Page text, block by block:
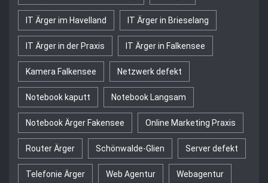
IT Ärger im Havelland IT Ärger in Brieselang
IT Ärger in der Praxis IT Ärger in Falkensee
Kamera Falkensee Netzwerk defekt
Notebook kaputt Notebook Langsam
Notebook Ärger Fakensee Online Marketing Praxis
Router Ärger Schönwalde-Glien Server defekt
Telefonie Ärger Web Agentur Webagentur